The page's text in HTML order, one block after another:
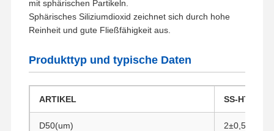
mit sphärischen Partikeln.
Sphärisches Siliziumdioxid zeichnet sich durch hohe
Reinheit und gute Fließfähigkeit aus.
Produkttyp und typische Daten
ARTIKEL SS-HT-2
D50(um) 2±0,5